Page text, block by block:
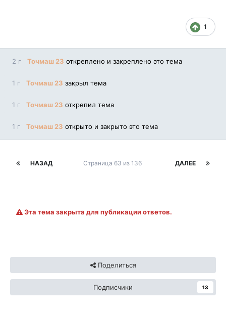
1
2 г Точмаш 23 откреплено и закреплено это тема
1 г Точмаш 23 закрыл тема
1 г Точмаш 23 открепил тема
1 г Точмаш 23 открыто и закрыто это тема
НАЗАД ДАЛЕЕ
Страница 63 из 136
Эта тема закрыта для публикации ответов.
Поделиться
Подписчики 13